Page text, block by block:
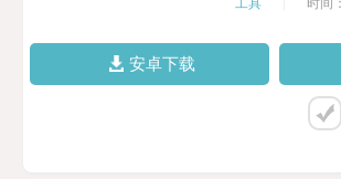
安卓下载